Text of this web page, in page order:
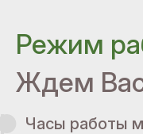
Режим
Ждем
Часы работы